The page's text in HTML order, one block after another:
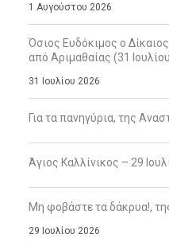
1 Αυγούστου 2026
Όσιος Ευδόκιμος ο
από Αριμαθαίας (31
31 Ιουλίου 2026
Για τα πανηγύρια, της
Άγιος Καλλίνικος – 29
Μη φοβάστε τα δάκρυα!,
29 Ιουλίου 2026